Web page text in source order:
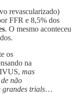
revascularizado)
FFR e 8,5% dos
. O mesmo aconteceu
os
na
mas
não
grandes trials…